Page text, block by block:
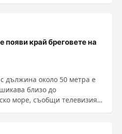
появи край бреговете на
дължина около 50 метра е
близо до
море, съобщи телевизия